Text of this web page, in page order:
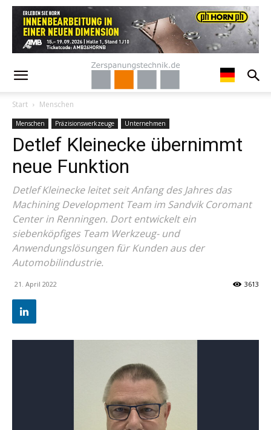
Start Menschen
Menschen Präzisionswerkzeuge Unternehmen
Detlef Kleinecke übernimmt
neue Funktion
Detlef Kleinecke leitet seit Anfang des Jahres das
Machining Development Team im Sandvik Coromant
Center in Renningen. Dort entwickelt ein
siebenköpfiges Team Werkzeug- und
Anwendungslösungen für Kunden aus der
Automobilindustrie.
21. April 2022 3613